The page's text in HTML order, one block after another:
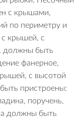
с крышами,
по периметру и
крышей, с
должны быть
фанерное,
с высотой
пристроены:
поручень,
должны быть